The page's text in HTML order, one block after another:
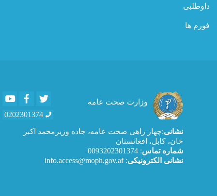
داوطلبی
فورم ها
وزارت صحت عامه
YoutubeFacebook
0202301374
نشانی:چهار راهی صحت عامه، جاده وزیرمحمد اکبر
خان، کابل، افغانستان
شماره تماس: 0093202301374
نشانی الکترونیکی: info.access@moph.gov.af